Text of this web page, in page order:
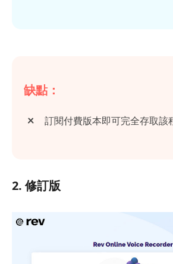
缺點：
訂閱付費版本即可完全存取該
2. 修訂版